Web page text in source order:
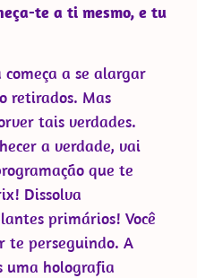
te a ti mesmo, e tu
começa a se alargar
retirados. Mas
tais verdades.
a verdade, vai
que te
Dissolva
primários! Você
te perseguindo. A
uma holografia